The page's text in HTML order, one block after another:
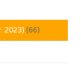
2023) (66)